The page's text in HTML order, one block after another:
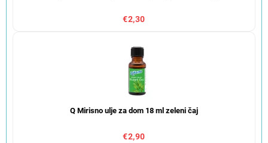
€2,30
Q Mirisno ulje za dom 18 ml zeleni čaj
€2,90